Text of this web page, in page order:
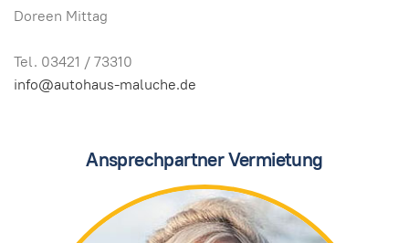
Doreen Mittag
Tel. 03421 / 73310
info@autohaus-maluche.de
Ansprechpartner Vermietung